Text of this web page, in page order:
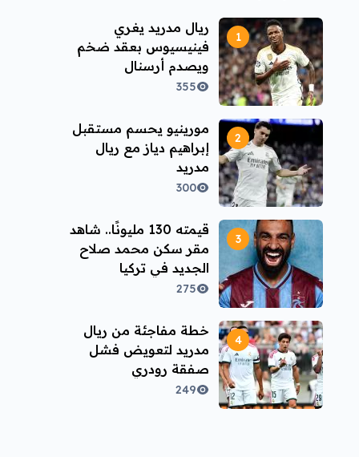
ريال مدريد يغري
فينيسيوس بعقد ضخم
ويصدم أرسنال
355
مورينيو يحسم مستقبل
إبراهيم دياز مع ريال
مدريد
300
قيمته 130 مليونًا.. شاهد
مقر سكن محمد صلاح
الجديد في تركيا
275
خطة مفاجئة من ريال
مدريد لتعويض فشل
صفقة رودري
249